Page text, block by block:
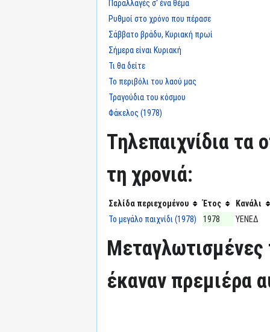
Παραλλαγές σ' ένα θέμα
Ρυθμοί στο χρόνο που πέρασε
Σάββατο βράδυ, Κυριακή πρωί
Σήμερα είναι Κυριακή
Τι θα δείτε
Το περιβόλι του λαού μας
Τραγούδια του κόσμου
Φάκελος (1978)
Τηλεπαιχνίδια τα
τη χρονιά:
Σελίδα περιεχομένου Έτος
Κανάλι
Το μεγάλο παιχνίδι (1978)
1978 ΥΕΝΕΔ
Μεταγλωτισμένες
έκαναν πρεμιέρα